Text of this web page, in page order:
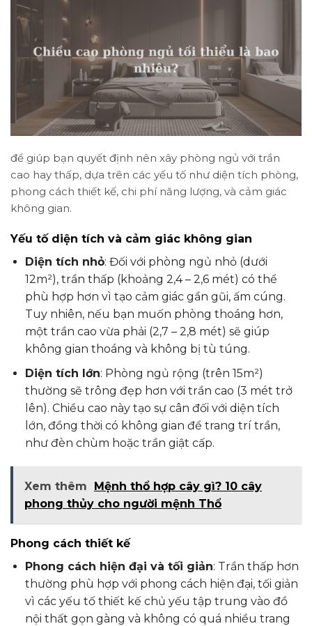
để giúp bạn quyết định nên xây phòng ngủ với trần
cao hay thấp, dựa trên các yếu tố như diện tích phòng,
phong cách thiết kế, chi phí năng lượng, và cảm giác
không gian.
Yếu tố diện tích và cảm giác không gian
Diện tích nhỏ: Đối với phòng ngủ nhỏ (dưới
12m²), trần thấp (khoảng 2,4 – 2,6 mét) có thể
phù hợp hơn vì tạo cảm giác gần gũi, ấm cúng.
Tuy nhiên, nếu bạn muốn phòng thoáng hơn,
một trần cao vừa phải (2,7 – 2,8 mét) sẽ giúp
không gian thoáng và không bị tù túng.
Diện tích lớn: Phòng ngủ rộng (trên 15m²)
thường sẽ trông đẹp hơn với trần cao (3 mét trở
lên). Chiều cao này tạo sự cân đối với diện tích
lớn, đồng thời có không gian để trang trí trần,
như đèn chùm hoặc trần giật cấp.
Xem thêm
Mệnh thổ hợp cây gì? 10 cây
phong thủy cho người mệnh Thổ
Phong cách thiết kế
Phong cách hiện đại và tối giản: Trần thấp hơn
thường phù hợp với phong cách hiện đại, tối giản
vì các yếu tố thiết kế chủ yếu tập trung vào đồ
nội thất gọn gàng và không có quá nhiều trang